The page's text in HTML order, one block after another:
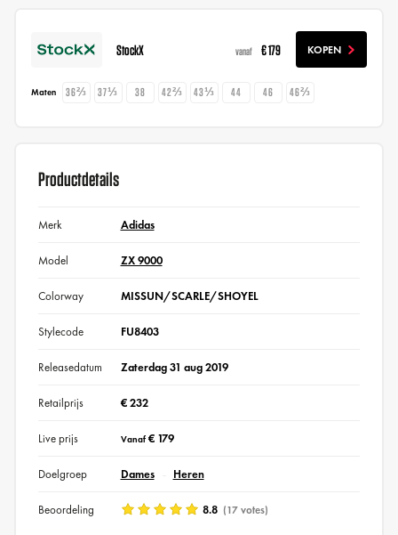
StockX vanaf € 179 KOPEN
Maten 36⅔ 37⅓ 38 42⅔ 43⅓ 44 46 46⅔
Productdetails
Merk Adidas
Model ZX 9000
Colorway MISSUN/SCARLE/SHOYEL
Stylecode FU8403
Releasedatum Zaterdag 31 aug 2019
Retailprijs € 232
Live prijs Vanaf€ 179
Doelgroep Dames Heren
Beoordeling 8.8 (17 votes)